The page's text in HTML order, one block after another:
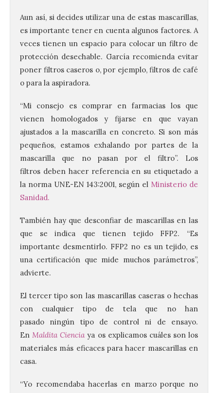
Aun así, si decides utilizar una de estas mascarillas,
es importante tener en cuenta algunos factores. A
veces tienen un espacio para colocar un filtro de
protección desechable. García recomienda evitar
poner filtros caseros o, por ejemplo, filtros de café
o para la aspiradora.
“Mi consejo es comprar en farmacias los que
vienen homologados y fijarse en que vayan
ajustados a la mascarilla en concreto. Si son más
pequeños, estamos exhalando por partes de la
mascarilla que no pasan por el filtro”. Los
filtros deben hacer referencia en su etiquetado a
la norma UNE-EN 143:2001, según el Ministerio de
Sanidad.
También hay que desconfiar de mascarillas en las
que se indica que tienen tejido FFP2. “Es
importante desmentirlo. FFP2 no es un tejido, es
una certificación que mide muchos parámetros”,
advierte.
El tercer tipo son las mascarillas caseras o hechas
con cualquier tipo de tela que no han
pasado ningún tipo de control ni de ensayo.
EnMaldita Ciencia ya os explicamos cuáles son los
materiales más eficaces para hacer mascarillas en
casa.
“Yo recomendaba hacerlas en marzo porque no